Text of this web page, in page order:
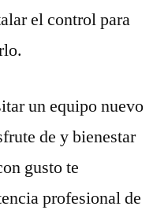
el control para
un equipo nuevo
de y bienestar
gusto te
profesional de